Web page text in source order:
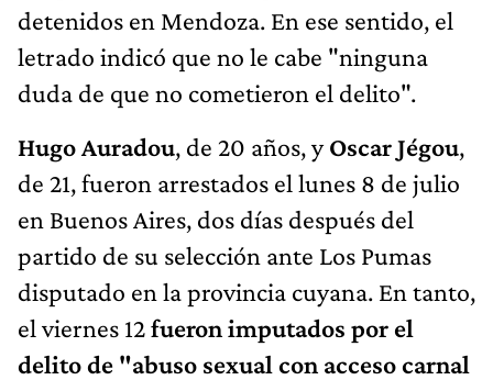
detenidos en Mendoza. En ese sentido, el
letrado indicó que no le cabe "ninguna
duda de que no cometieron el delito".
Hugo Auradou, de 20 años, yOscar Jégou,
de 21, fueron arrestados el lunes 8 de julio
en Buenos Aires, dos días después del
partido de su selección ante Los Pumas
disputado en la provincia cuyana. En tanto,
el viernes 12fueron imputados por el
delito de "abuso sexual con acceso carnal